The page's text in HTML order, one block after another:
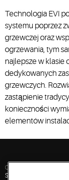
Technologia EVI
systemu poprzez
grzewczej oraz
ogrzewania, tym
najlepsze w klasie
dedykowanych
grzewczych.
zastąpienie
konieczności
elementów
Quick Links
Skontaktuj się z nami